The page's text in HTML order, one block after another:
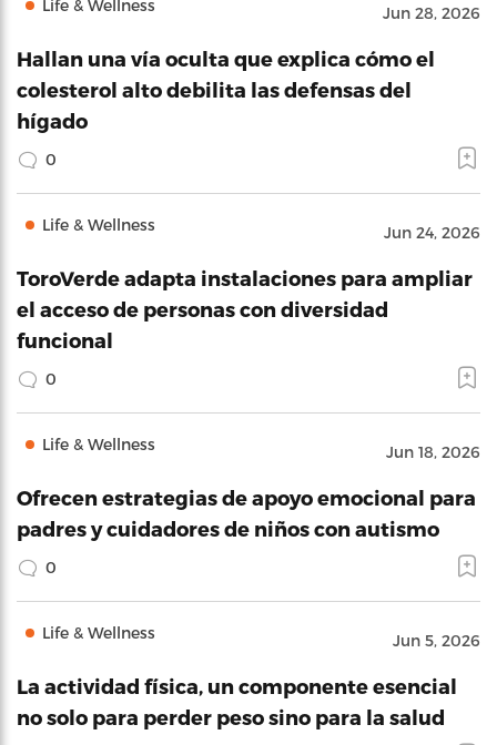
Life & Wellness Jun 28, 2026
Hallan una vía oculta que explica cómo el
colesterol alto debilita las defensas del
hígado
0
Life & Wellness Jun 24, 2026
ToroVerde adapta instalaciones para ampliar
el acceso de personas con diversidad
funcional
0
Life & Wellness Jun 18, 2026
Ofrecen estrategias de apoyo emocional para
padres y cuidadores de niños con autismo
0
Life & Wellness Jun 5, 2026
La actividad física, un componente esencial
no solo para perder peso sino para la salud